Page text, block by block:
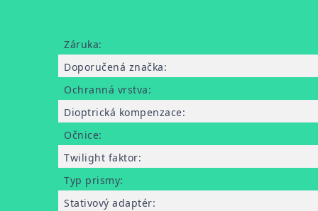
Záruka:
Doporučená značka:
Ochranná vrstva:
Dioptrická kompenzace:
Očnice:
Twilight faktor:
Typ prismy:
Stativový adaptér: